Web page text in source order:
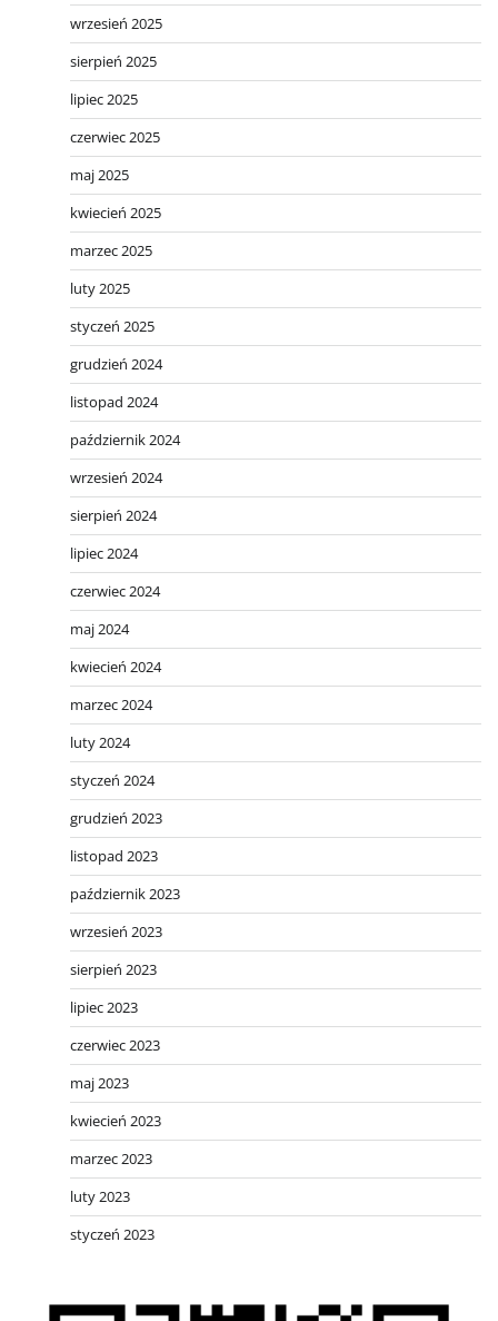
wrzesień 2025
sierpień 2025
lipiec 2025
czerwiec 2025
maj 2025
kwiecień 2025
marzec 2025
luty 2025
styczeń 2025
grudzień 2024
listopad 2024
październik 2024
wrzesień 2024
sierpień 2024
lipiec 2024
czerwiec 2024
maj 2024
kwiecień 2024
marzec 2024
luty 2024
styczeń 2024
grudzień 2023
listopad 2023
październik 2023
wrzesień 2023
sierpień 2023
lipiec 2023
czerwiec 2023
maj 2023
kwiecień 2023
marzec 2023
luty 2023
styczeń 2023